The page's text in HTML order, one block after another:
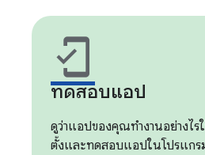
mobile_friendly
ทดสอบแอป
ดูว่าแอปของคุณทำงานอย่างไร
ตั้งและทดสอบแอปในโปรแกร